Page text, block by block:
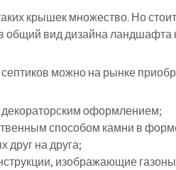
крышек множество. Но
общий вид дизайна ландшафта
можно на рынке
оформлением;
способом камни в
друг на друга;
изображающие